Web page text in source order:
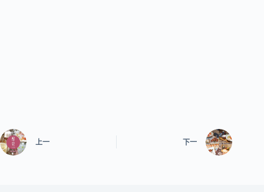
上一 下一